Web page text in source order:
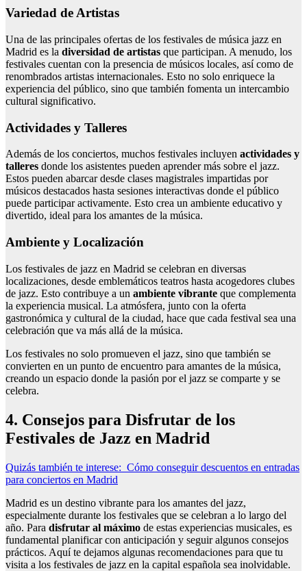
Variedad de Artistas
Una de las principales ofertas de los festivales de música jazz en
Madrid es la diversidad de artistas que participan. A menudo, los
festivales cuentan con la presencia de músicos locales, así como de
renombrados artistas internacionales. Esto no solo enriquece la
experiencia del público, sino que también fomenta un intercambio
cultural significativo.
Actividades y Talleres
Además de los conciertos, muchos festivales incluyen actividades y
talleres donde los asistentes pueden aprender más sobre el jazz.
Estos pueden abarcar desde clases magistrales impartidas por
músicos destacados hasta sesiones interactivas donde el público
puede participar activamente. Esto crea un ambiente educativo y
divertido, ideal para los amantes de la música.
Ambiente y Localización
Los festivales de jazz en Madrid se celebran en diversas
localizaciones, desde emblemáticos teatros hasta acogedores clubes
de jazz. Esto contribuye a un ambiente vibrante que complementa
la experiencia musical. La atmósfera, junto con la oferta
gastronómica y cultural de la ciudad, hace que cada festival sea una
celebración que va más allá de la música.
Los festivales no solo promueven el jazz, sino que también se
convierten en un punto de encuentro para amantes de la música,
creando un espacio donde la pasión por el jazz se comparte y se
celebra.
4. Consejos para Disfrutar de los
Festivales de Jazz en Madrid
Quizás también te interese: Cómo conseguir descuentos en entradas
para conciertos en Madrid
Madrid es un destino vibrante para los amantes del jazz,
especialmente durante los festivales que se celebran a lo largo del
año. Para disfrutar al máximo de estas experiencias musicales, es
fundamental planificar con anticipación y seguir algunos consejos
prácticos. Aquí te dejamos algunas recomendaciones para que tu
visita a los festivales de jazz en la capital española sea inolvidable.